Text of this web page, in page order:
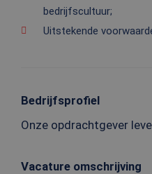
bedrijfscultuur;
Uitstekende
Bedrijfsprofiel
Onze opdrachtgever
Vacature omschrijving